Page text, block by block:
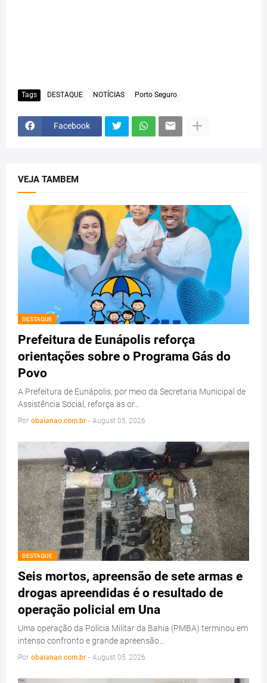
Tags DESTAQUE NOTÍCIAS Porto Seguro
Facebook
VEJA TAMBEM
DESTAQUE
Prefeitura de Eunápolis reforça
orientações sobre o Programa Gás do
Povo
A Prefeitura de Eunápolis, por meio da Secretaria Municipal de
Assistência Social, reforça as or…
Por obaianao.com.br - August 05, 2026
DESTAQUE
Seis mortos, apreensão de sete armas e
drogas apreendidas é o resultado de
operação policial em Una
Uma operação da Polícia Militar da Bahia (PMBA) terminou em
intenso confronto e grande apreensão…
Por obaianao.com.br - August 05, 2026